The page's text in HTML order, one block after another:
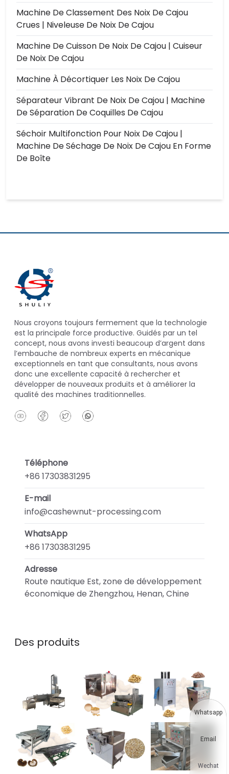
Machine De Classement Des Noix De Cajou
Crues | Niveleuse De Noix De Cajou
Machine De Cuisson De Noix De Cajou | Cuiseur
De Noix De Cajou
Machine À Décortiquer Les Noix De Cajou
Séparateur Vibrant De Noix De Cajou | Machine
De Séparation De Coquilles De Cajou
Séchoir Multifonction Pour Noix De Cajou |
Machine De Séchage De Noix De Cajou En Forme
De Boîte
Nous croyons toujours fermement que la technologie
est la principale force productive. Guidés par un tel
concept, nous avons investi beaucoup d’argent dans
l’embauche de nombreux experts en mécanique
exceptionnels en tant que consultants, nous avons
donc une excellente capacité à rechercher et
développer de nouveaux produits et à améliorer la
qualité des machines traditionnelles.
Téléphone
+86 17303831295
E-mail
info@cashewnut-processing.com
WhatsApp
+86 17303831295
Adresse
Route nautique Est, zone de développement
économique de Zhengzhou, Henan, Chine
Des produits
Whatsapp
Email
Wechat